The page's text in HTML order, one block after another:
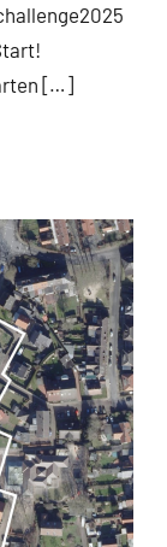
[…]